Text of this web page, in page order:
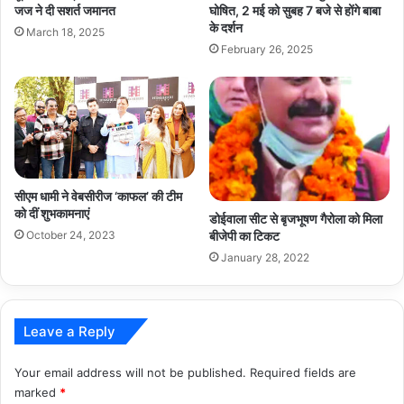
जज ने दी सशर्त जमानत
March 18, 2025
घोषित, 2 मई को सुबह 7 बजे से होंगे बाबा
के दर्शन
February 26, 2025
सीएम धामी ने वेबसीरीज ‘काफल’ की टीम
को दीं शुभकामनाएं
October 24, 2023
डोईवाला सीट से बृजभूषण गैरोला को मिला
बीजेपी का टिकट
January 28, 2022
Leave a Reply
Your email address will not be published. Required fields are
marked *